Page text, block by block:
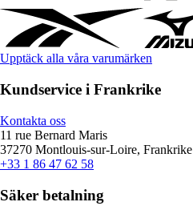
Upptäck alla våra varumärken
Kundservice i Frankrike
Kontakta oss
11 rue Bernard Maris
37270 Montlouis-sur-Loire, Frankrike
+33 1 86 47 62 58
Säker betalning